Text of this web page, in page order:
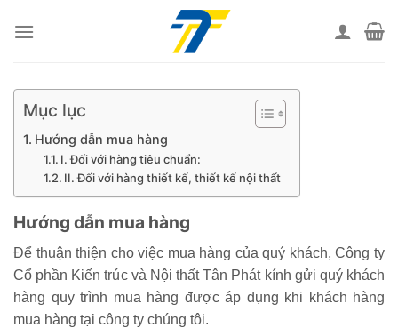
Mục lục
Hướng dẫn mua hàng
I. Đối với hàng tiêu chuẩn:
II. Đối với hàng thiết kế, thiết kế nội thất
Hướng dẫn mua hàng
Để thuận thiện cho việc mua hàng của quý khách, Công ty
Cổ phần Kiến trúc và Nội thất Tân Phát kính gửi quý khách
hàng quy trình mua hàng được áp dụng khi khách hàng
mua hàng tại công ty chúng tôi.